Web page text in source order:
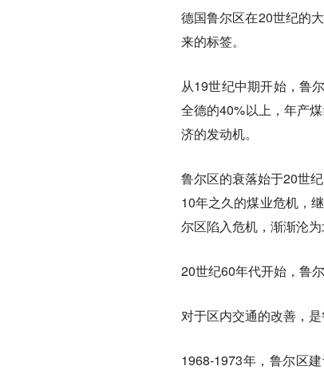
德国鲁尔区在20世纪的
来的标签。
从19世纪中期开始，鲁
全德的40%以上，年产
济的发动机。
鲁尔区的衰落始于20世
10年之久的煤业危机，
尔区陷入危机，渐渐沦为
20世纪60年代开始，鲁
对于区内交通的改善，
1968-1973年，鲁尔区